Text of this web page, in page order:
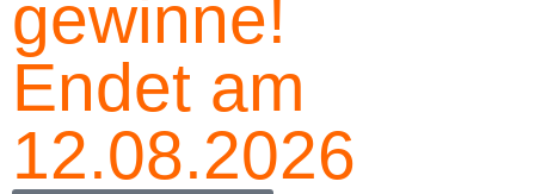
gewinne!
Endet am
12.08.2026